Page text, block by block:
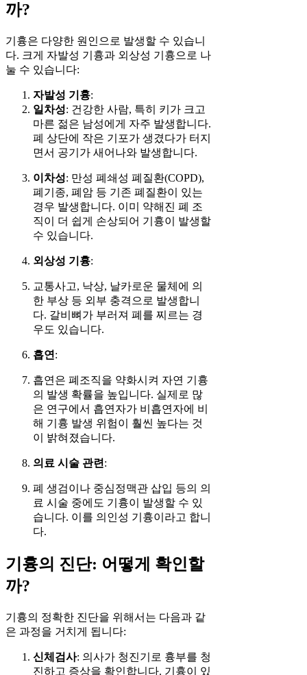
까?
기흉은 다양한 원인으로 발생할 수 있습니
다. 크게 자발성 기흉과 외상성 기흉으로 나
눌 수 있습니다:
자발성 기흉:
일차성: 건강한 사람, 특히 키가 크고
마른 젊은 남성에게 자주 발생합니다.
폐 상단에 작은 기포가 생겼다가 터지
면서 공기가 새어나와 발생합니다.
이차성: 만성 폐쇄성 폐질환(COPD),
폐기종, 폐암 등 기존 폐질환이 있는
경우 발생합니다. 이미 약해진 폐 조
직이 더 쉽게 손상되어 기흉이 발생할
수 있습니다.
외상성 기흉:
교통사고, 낙상, 날카로운 물체에 의
한 부상 등 외부 충격으로 발생합니
다. 갈비뼈가 부러져 폐를 찌르는 경
우도 있습니다.
흡연 :
흡연은 폐조직을 약화시켜 자연 기흉
의 발생 확률을 높입니다. 실제로 많
은 연구에서 흡연자가 비흡연자에 비
해 기흉 발생 위험이 훨씬 높다는 것
이 밝혀졌습니다.
의료 시술 관련 :
폐 생검이나 중심정맥관 삽입 등의 의
료 시술 중에도 기흉이 발생할 수 있
습니다. 이를 의인성 기흉이라고 합니
다.
기흉의 진단: 어떻게 확인할
까?
기흉의 정확한 진단을 위해서는 다음과 같
은 과정을 거치게 됩니다:
신체검사: 의사가 청진기로 흉부를 청
진하고 증상을 확인합니다. 기흉이 있